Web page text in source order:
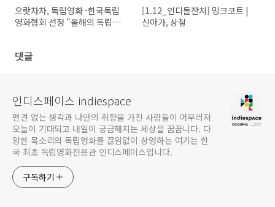
으랏차차, 독립영화 -한국독립
영화협회 선정 "올해의 독립영
[1.12_인디돌잔치] 밍크코트 |
신아가, 상철
댓글
인디스페이스 indiespace
편견 없는 생각과 나만의 취향을 가진 사람들이 어우러져
오늘이 기대되고 내일이 궁금해지는 세상을 꿈꿉니다. 다
양한 목소리의 독립영화를 끊임없이 상영하는 여기는 한
국 최초 독립영화전용관 인디스페이스입니다.
구독하기